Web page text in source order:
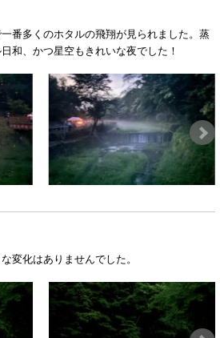
番多くのホタルの飛翔が見られました。蒸
和、かつ星空もきれいな夜でした！
変化はありませんでした。